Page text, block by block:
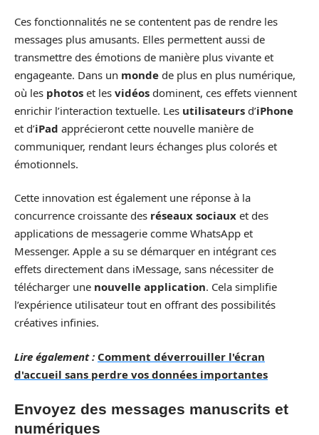
Ces fonctionnalités ne se contentent pas de rendre les
messages plus amusants. Elles permettent aussi de
transmettre des émotions de manière plus vivante et
engageante. Dans un monde de plus en plus numérique,
où les photos et les vidéos dominent, ces effets viennent
enrichir l’interaction textuelle. Les utilisateurs d’iPhone
et d’iPad apprécieront cette nouvelle manière de
communiquer, rendant leurs échanges plus colorés et
émotionnels.
Cette innovation est également une réponse à la
concurrence croissante des réseaux sociaux et des
applications de messagerie comme WhatsApp et
Messenger. Apple a su se démarquer en intégrant ces
effets directement dans iMessage, sans nécessiter de
télécharger une nouvelle application. Cela simplifie
l’expérience utilisateur tout en offrant des possibilités
créatives infinies.
Lire également : Comment déverrouiller l'écran
d'accueil sans perdre vos données importantes
Envoyez des messages manuscrits et
numériques